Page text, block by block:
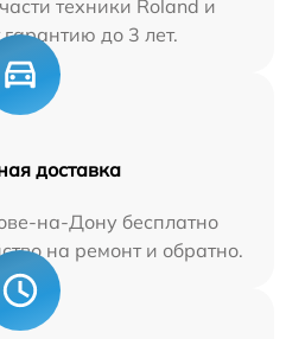
техники Roland и
до 3 лет.
доставка
на-Дону бесплатно
на ремонт и обратно.